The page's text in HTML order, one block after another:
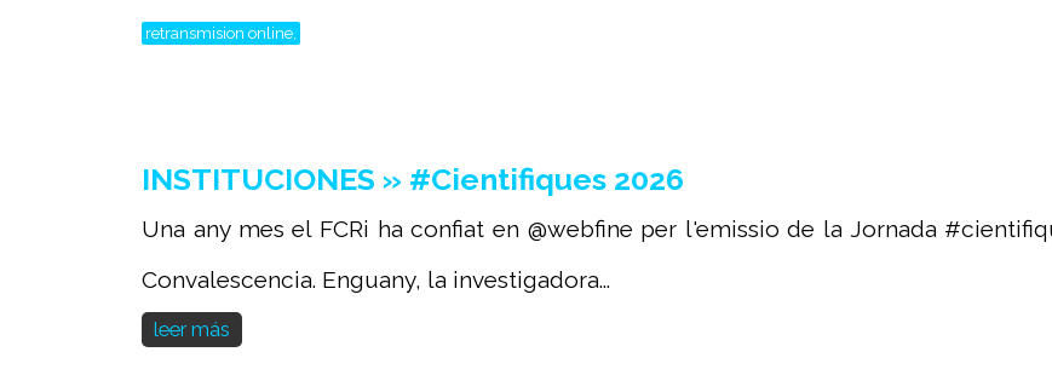
retransmision online,
INSTITUCIONES » #Cientifiques 2026
Una any mes el FCRi ha confiat en @webfine per l'emissio de la Jornada
Convalescencia. Enguany, la investigadora...
leer más